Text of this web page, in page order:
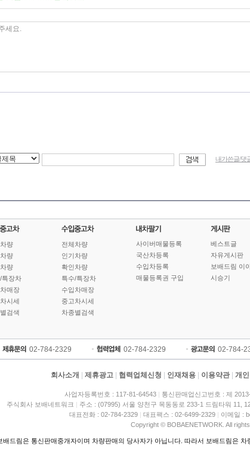
내가쓴글/댓
량
량
량
특장차
매장
시세
검색
전체차량
인기차량
확인차량
특수/특장차
수입차매장
중고차시세
차종별검색
사이버매물등록
국산차등록
수입차등록
매물등록권 구입
베스트글
자유게시판
보배드림 이
시승기
02-784-2329 02-784-2329 02-784-
회사소개 제휴광고 협력업체신청 인재채용 이용약관 개
사업자등록번호 : 117-81-64543
통신판매업신고번호 : 제
주식회사 보배네트워크
주소 : (07995) 서울 양천구 목동동로 233-1 드림타워 11,
대표전화 : 02-784-2329
대표팩스 : 02-6499-2329
이메일 :
Copyright © BOBAENETWORK. All
배드림은 통신판매중개자이며 차량판매의 당사자가 아닙니다. 따라서 보배드림은